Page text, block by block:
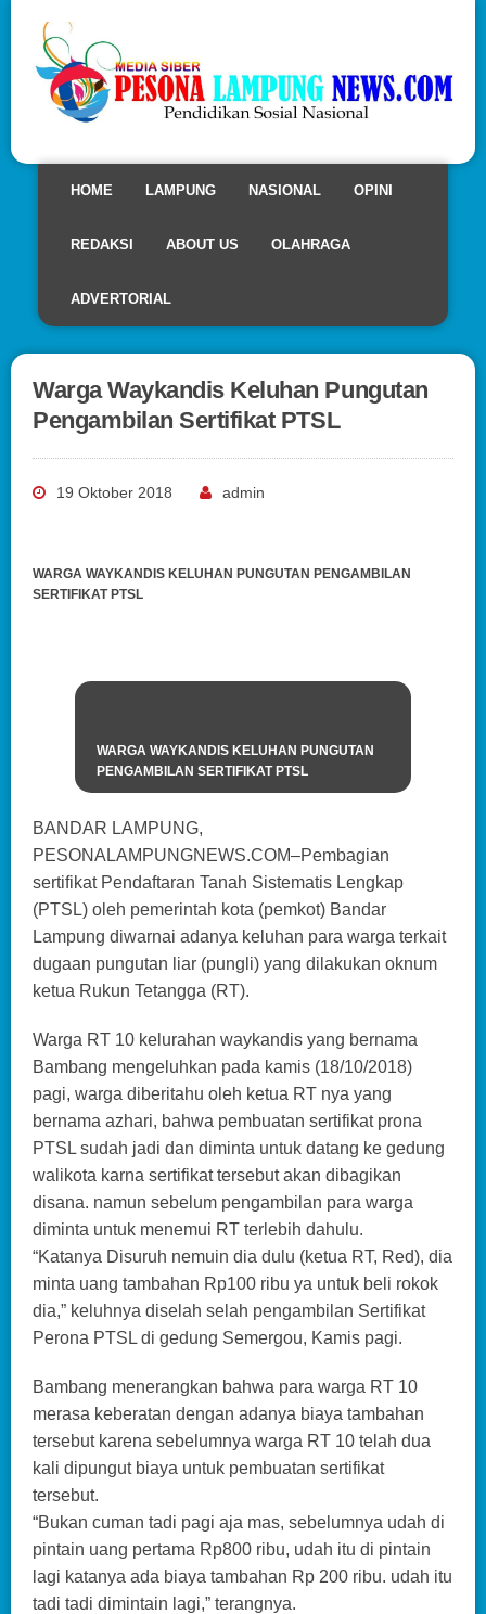
HOME LAMPUNG NASIONAL OPINI
REDAKSI ABOUT US OLAHRAGA
ADVERTORIAL
Warga Waykandis Keluhan Pungutan
Pengambilan Sertifikat PTSL
19 Oktober 2018 admin
WARGA WAYKANDIS KELUHAN PUNGUTAN PENGAMBILAN
SERTIFIKAT PTSL
WARGA WAYKANDIS KELUHAN PUNGUTAN
PENGAMBILAN SERTIFIKAT PTSL
BANDAR LAMPUNG,
PESONALAMPUNGNEWS.COM–Pembagian
sertifikat Pendaftaran Tanah Sistematis Lengkap
(PTSL) oleh pemerintah kota (pemkot) Bandar
Lampung diwarnai adanya keluhan para warga terkait
dugaan pungutan liar (pungli) yang dilakukan oknum
ketua Rukun Tetangga (RT).
Warga RT 10 kelurahan waykandis yang bernama
Bambang mengeluhkan pada kamis (18/10/2018)
pagi, warga diberitahu oleh ketua RT nya yang
bernama azhari, bahwa pembuatan sertifikat prona
PTSL sudah jadi dan diminta untuk datang ke gedung
walikota karna sertifikat tersebut akan dibagikan
disana. namun sebelum pengambilan para warga
diminta untuk menemui RT terlebih dahulu.
“Katanya Disuruh nemuin dia dulu (ketua RT, Red), dia
minta uang tambahan Rp100 ribu ya untuk beli rokok
dia,” keluhnya diselah selah pengambilan Sertifikat
Perona PTSL di gedung Semergou, Kamis pagi.
Bambang menerangkan bahwa para warga RT 10
merasa keberatan dengan adanya biaya tambahan
tersebut karena sebelumnya warga RT 10 telah dua
kali dipungut biaya untuk pembuatan sertifikat
tersebut.
“Bukan cuman tadi pagi aja mas, sebelumnya udah di
pintain uang pertama Rp800 ribu, udah itu di pintain
lagi katanya ada biaya tambahan Rp 200 ribu. udah itu
tadi tadi dimintain lagi,” terangnya.